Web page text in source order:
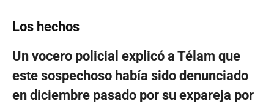
Los hechos
Un vocero policial explicó a Télam que
este sospechoso había sido denunciado
en diciembre pasado por su expareja por